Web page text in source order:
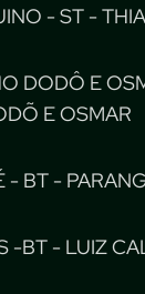
- ST -
DODÔ E
E OSMAR
- BT -
-BT - LUIZ